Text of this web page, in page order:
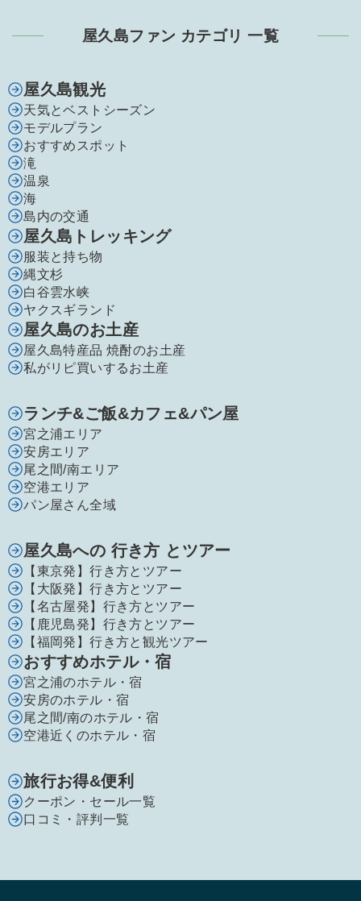
屋久島ファン カテゴリ 一覧
屋久島観光
天気とベストシーズン
モデルプラン
おすすめスポット
滝
温泉
海
島内の交通
屋久島トレッキング
服装と持ち物
縄文杉
白谷雲水峡
ヤクスギランド
屋久島のお土産
屋久島特産品 焼酎のお土産
私がリピ買いするお土産
ランチ&ご飯&カフェ&パン屋
宮之浦エリア
安房エリア
尾之間/南エリア
空港エリア
パン屋さん全域
屋久島への 行き方 とツアー
【東京発】行き方とツアー
【大阪発】行き方とツアー
【名古屋発】行き方とツアー
【鹿児島発】行き方とツアー
【福岡発】行き方と観光ツアー
おすすめホテル・宿
宮之浦のホテル・宿
安房のホテル・宿
尾之間/南のホテル・宿
空港近くのホテル・宿
旅行お得&便利
クーポン・セール一覧
口コミ・評判一覧